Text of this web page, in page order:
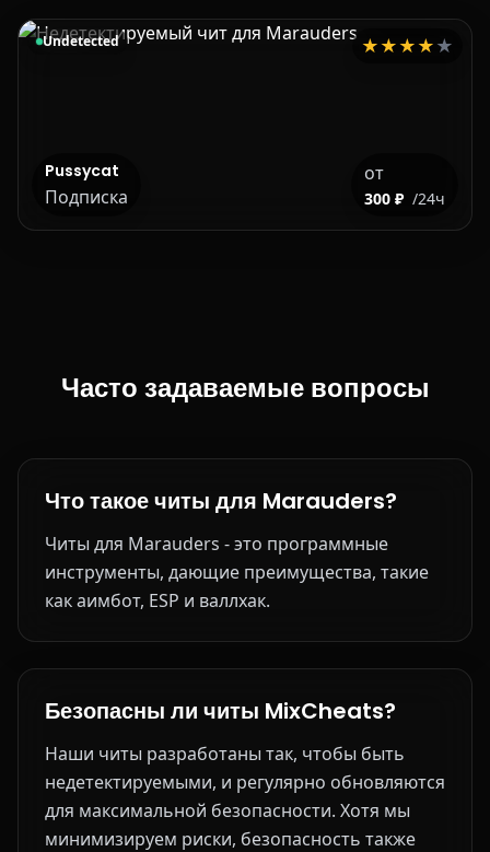
Undetected ★★★★★
Pussycat
Подписка
от
300 ₽ /24ч
Часто задаваемые вопросы
Что такое читы для Marauders?
Читы для Marauders - это программные
инструменты, дающие преимущества, такие
как аимбот, ESP и валлхак.
Безопасны ли читы MixCheats?
Наши читы разработаны так, чтобы быть
недетектируемыми, и регулярно обновляются
для максимальной безопасности. Хотя мы
минимизируем риски, безопасность также